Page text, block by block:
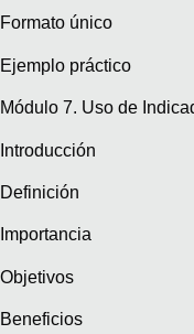
Formato único
Ejemplo práctico
Módulo 7. Uso de
Introducción
Definición
Importancia
Objetivos
Beneficios